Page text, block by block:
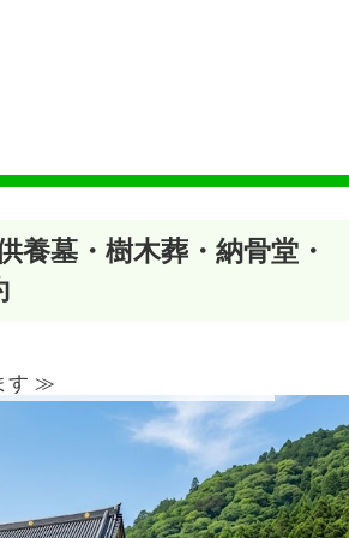
養墓・樹木葬・納骨堂・
す ≫︎